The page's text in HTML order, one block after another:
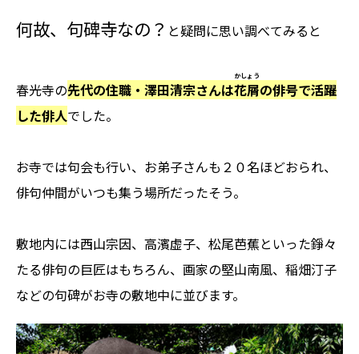
何故、句碑寺なの？ と疑問に思い調べてみると
春光寺の先代の住職・澤田清宗さんは花屑
かしょう
の俳号で活躍
した俳人でした。
お寺では句会も行い、お弟子さんも２０名ほどおられ、
俳句仲間がいつも集う場所だったそう。
敷地内には西山宗因、高濱虚子、松尾芭蕉といった錚々
たる俳句の巨匠はもちろん、画家の堅山南風、稲畑汀子
などの句碑がお寺の敷地中に並びます。